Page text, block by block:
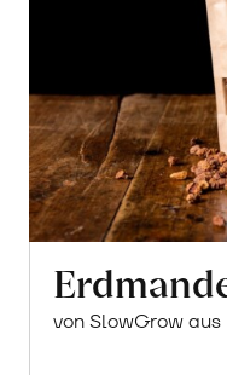
von SlowGrow